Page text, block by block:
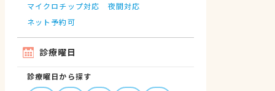
マイクロチップ対応
夜間対応
ネット予約可
診療曜日
診療曜日から探す